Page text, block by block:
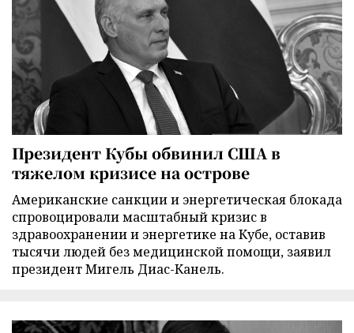
Президент Кубы обвинил США в
тяжелом кризисе на острове
Американские санкции и энергетическая блокада
спровоцировали масштабный кризис в
здравоохранении и энергетике на Кубе, оставив
тысячи людей без медицинской помощи, заявил
президент Мигель Диас-Канель.